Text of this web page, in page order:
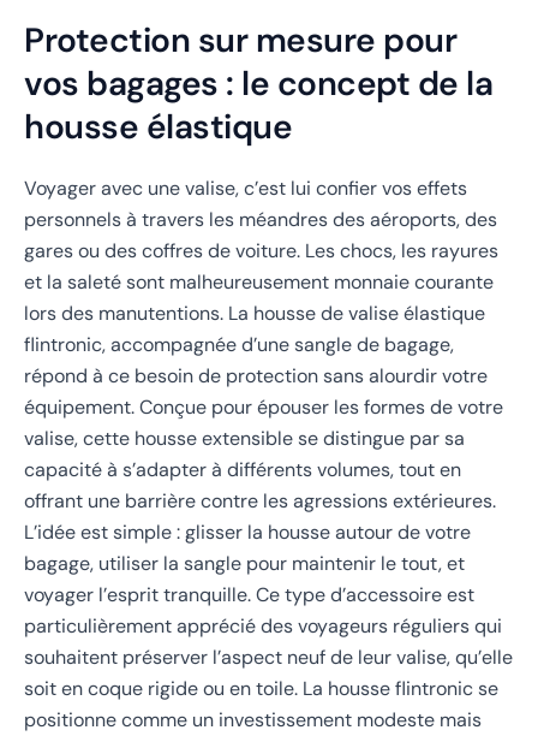
Protection sur mesure pour
vos bagages : le concept de la
housse élastique
Voyager avec une valise, c’est lui confier vos effets
personnels à travers les méandres des aéroports, des
gares ou des coffres de voiture. Les chocs, les rayures
et la saleté sont malheureusement monnaie courante
lors des manutentions. La housse de valise élastique
flintronic, accompagnée d’une sangle de bagage,
répond à ce besoin de protection sans alourdir votre
équipement. Conçue pour épouser les formes de votre
valise, cette housse extensible se distingue par sa
capacité à s’adapter à différents volumes, tout en
offrant une barrière contre les agressions extérieures.
L’idée est simple : glisser la housse autour de votre
bagage, utiliser la sangle pour maintenir le tout, et
voyager l’esprit tranquille. Ce type d’accessoire est
particulièrement apprécié des voyageurs réguliers qui
souhaitent préserver l’aspect neuf de leur valise, qu’elle
soit en coque rigide ou en toile. La housse flintronic se
positionne comme un investissement modeste mais